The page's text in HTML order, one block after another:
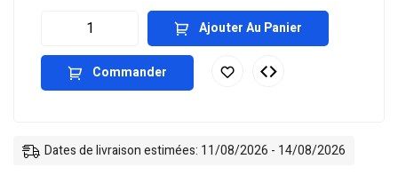
Ajouter Au Panier
Commander
Dates de livraison estimées: 11/08/2026 - 14/08/2026